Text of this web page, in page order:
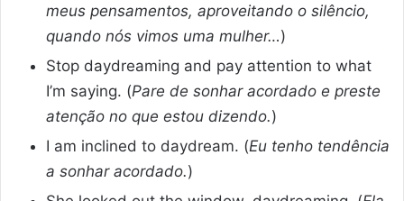
meus pensamentos, aproveitando o silêncio,
quando nós vimos uma mulher…)
Stop daydreaming and pay attention to what
I’m saying. (Pare de sonhar acordado e preste
atenção no que estou dizendo.)
I am inclined to daydream. (Eu tenho tendência
a sonhar acordado.)